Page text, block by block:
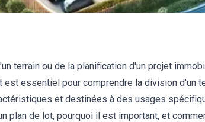
terrain ou de la planification d'un projet
est essentiel pour comprendre la division d'un
et destinées à des usages
plan de lot, pourquoi il est important, et